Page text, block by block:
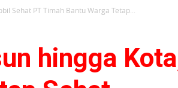
Sehat PT Timah Bantu Warga Tetap...
hingga